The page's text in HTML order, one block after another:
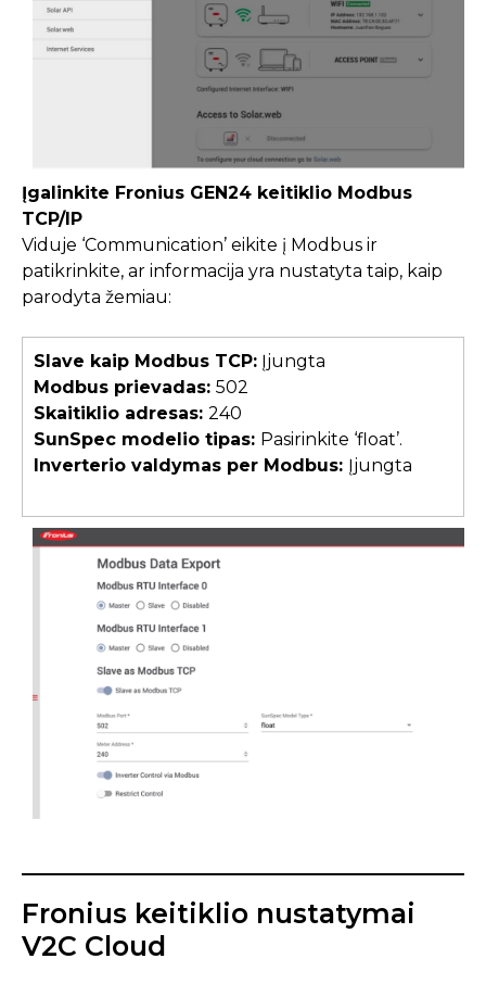
Įgalinkite Fronius GEN24 keitiklio Modbus
TCP/IP
Viduje ‘Communication’ eikite į Modbus ir
patikrinkite, ar informacija yra nustatyta taip, kaip
parodyta žemiau:
Slave kaip Modbus TCP: Įjungta
Modbus prievadas: 502
Skaitiklio adresas: 240
SunSpec modelio tipas: Pasirinkite ‘float’.
Inverterio valdymas per Modbus: Įjungta
Fronius keitiklio nustatymai
V2C Cloud